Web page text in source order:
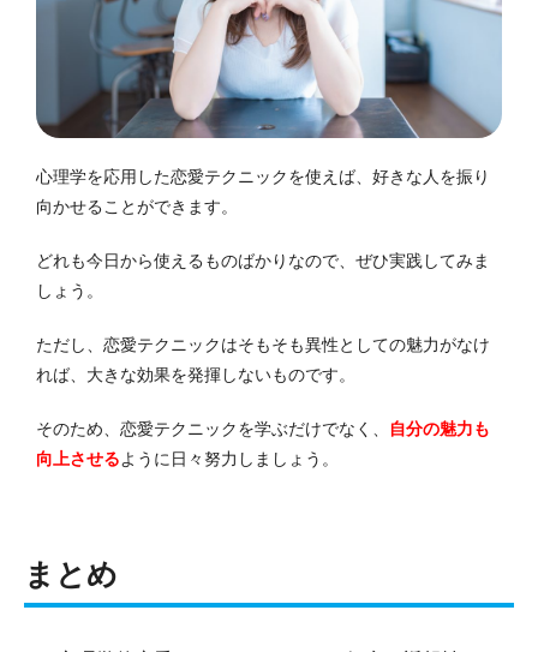
心理学を応用した恋愛テクニックを使えば、好きな人を振り
向かせることができます。
どれも今日から使えるものばかりなので、ぜひ実践してみま
しょう。
ただし、恋愛テクニックはそもそも異性としての魅力がなけ
れば、大きな効果を発揮しないものです。
そのため、恋愛テクニックを学ぶだけでなく、
自分の魅力も
向上させるように日々努力しましょう。
まとめ